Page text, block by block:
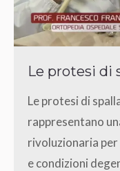
Le protesi di
Le protesi di
rappresentano
rivoluzionaria
e condizioni